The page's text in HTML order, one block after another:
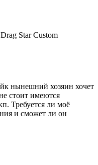
Star Custom
нынешний хозяин хочет
стоит имеются
Требуется ли моё
и сможет ли он